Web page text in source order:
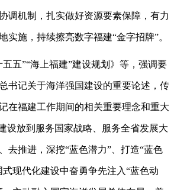
调机制，扎实做好资源要素保障，有力
实施，持续擦亮数字福建“金字招牌”。
”“海上福建”建设规划》等，强调要
书记关于海洋强国建设的重要论述，传
在福建工作期间的相关重要理念和重大
设放到服务国家战略、服务全省发展大
去推进，深挖“蓝色潜力”、打造“蓝色
现代化建设中奋勇争先注入“蓝色动